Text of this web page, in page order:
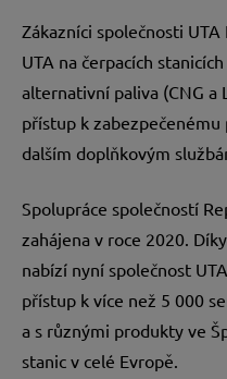
Zákazníci společnosti
UTA na čerpacích
alternativní paliva (CNG a
přístup k
dalším doplňkovým
Spolupráce společností
zahájena v roce 2020.
nabízí nyní společnost
přístup k více než 5 000
a s různými produkty ve
stanic v celé Evropě.